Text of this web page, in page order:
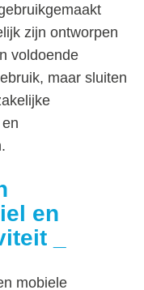
zijn ontworpen
voldoende
maar sluiten
en
mobiele